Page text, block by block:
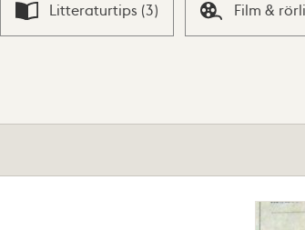
Litteraturtips (3) Film &